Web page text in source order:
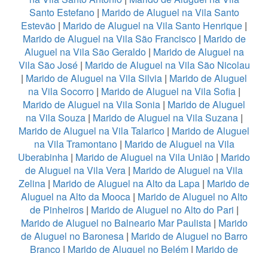
Santo Estefano| Marido de Aluguel na Vila Santo
Estevão | Marido de Aluguel na Vila Santo Henrique |
Marido de Aluguel na Vila São Francisco| Marido de
Aluguel na Vila São Geraldo| Marido de Aluguel na
Vila São José| Marido de Aluguel na Vila São Nicolau
| Marido de Aluguel na Vila Silvia | Marido de Aluguel
na Vila Socorro| Marido de Aluguel na Vila Sofia|
Marido de Aluguel na Vila Sonia | Marido de Aluguel
na Vila Souza| Marido de Aluguel na Vila Suzana|
Marido de Aluguel na Vila Talarico | Marido de Aluguel
na Vila Tramontano| Marido de Aluguel na Vila
Uberabinha | Marido de Aluguel na Vila União | Marido
de Aluguel na Vila Vera | Marido de Aluguel na Vila
Zelina | Marido de Aluguel na Alto da Lapa | Marido de
Aluguel na Alto da Mooca| Marido de Aluguel no Alto
de Pinheiros| Marido de Aluguel no Alto do Pari |
Marido de Aluguel no Balneario Mar Paulista| Marido
de Aluguel no Baronesa| Marido de Aluguel no Barro
Branco | Marido de Aluguel no Belém | Marido de